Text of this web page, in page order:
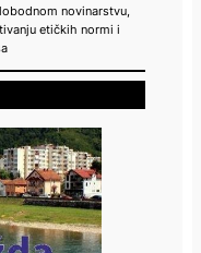
novinarstvu,
etičkih normi i